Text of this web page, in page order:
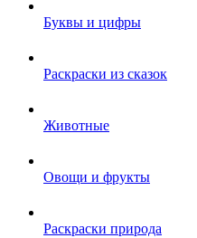
Буквы и цифры
Раскраски из сказок
Животные
Овощи и фрукты
Раскраски природа